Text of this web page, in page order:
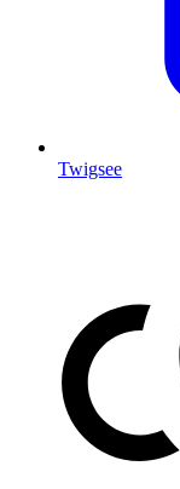
Twigsee